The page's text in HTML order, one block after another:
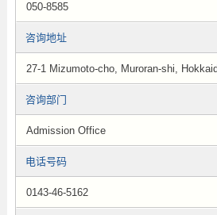
050-8585
咨询地址
27-1 Mizumoto-cho, Muroran-shi,
咨询部门
Admission Office
电话号码
0143-46-5162